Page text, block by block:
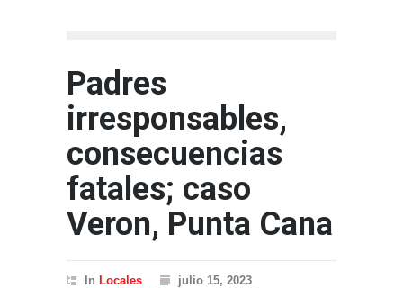
Padres
irresponsables,
consecuencias
fatales; caso
Veron, Punta Cana
In Locales
julio 15, 2023